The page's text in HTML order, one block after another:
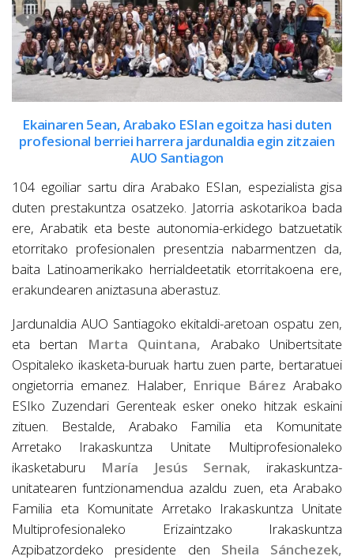
Ekainaren 5ean, Arabako ESIan egoitza hasi duten
profesional berriei harrera jardunaldia egin zitzaien
AUO Santiagon
104 egoiliar sartu dira Arabako ESIan, espezialista gisa
duten prestakuntza osatzeko. Jatorria askotarikoa bada
ere, Arabatik eta beste autonomia-erkidego batzuetatik
etorritako profesionalen presentzia nabarmentzen da,
baita Latinoamerikako herrialdeetatik etorritakoena ere,
erakundearen aniztasuna aberastuz.
Jardunaldia AUO Santiagoko ekitaldi-aretoan ospatu zen,
eta bertan Marta Quintana, Arabako Unibertsitate
Ospitaleko ikasketa-buruak hartu zuen parte, bertaratuei
ongietorria emanez. Halaber, Enrique Bárez Arabako
ESIko Zuzendari Gerenteak esker oneko hitzak eskaini
zituen. Bestalde, Arabako Familia eta Komunitate
Arretako Irakaskuntza Unitate Multiprofesionaleko
ikasketaburu María Jesús Sernak, irakaskuntza-
unitatearen funtzionamendua azaldu zuen, eta Arabako
Familia eta Komunitate Arretako Irakaskuntza Unitate
Multiprofesionaleko Erizaintzako Irakaskuntza
Azpibatzordeko presidente den Sheila Sánchezek,